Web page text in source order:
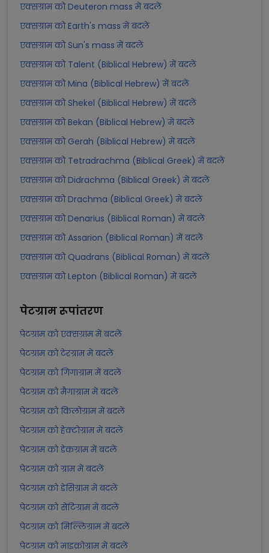
एक्सग्राम को Deuteron mass में बदलें
एक्सग्राम को Earth's mass में बदलें
एक्सग्राम को Sun's mass में बदलें
एक्सग्राम को Talent (Biblical Hebrew) में बदलें
एक्सग्राम को Mina (Biblical Hebrew) में बदलें
एक्सग्राम को Shekel (Biblical Hebrew) में बदलें
एक्सग्राम को Bekan (Biblical Hebrew) में बदलें
एक्सग्राम को Gerah (Biblical Hebrew) में बदलें
एक्सग्राम को Tetradrachma (Biblical Greek) में बदलें
एक्सग्राम को Didrachma (Biblical Greek) में बदलें
एक्सग्राम को Drachma (Biblical Greek) में बदलें
एक्सग्राम को Denarius (Biblical Roman) में बदलें
एक्सग्राम को Assarion (Biblical Roman) में बदलें
एक्सग्राम को Quadrans (Biblical Roman) में बदलें
एक्सग्राम को Lepton (Biblical Roman) में बदलें
पेटग्रामरूपांतरण
पेटग्राम को एक्सग्राम में बदलें
पेटग्राम को टेरग्राम में बदलें
पेटग्राम को गिगाग्राम में बदलें
पेटग्राम को मैगाग्राम में बदलें
पेटग्राम को किलोग्राम में बदलें
पेटग्राम को हेक्टोग्राम में बदलें
पेटग्राम को डेकग्राम में बदलें
पेटग्राम को ग्राम में बदलें
पेटग्राम को डेसिग्राम में बदलें
पेटग्राम को सेंटिग्राम में बदलें
पेटग्राम को मिल्लिग्राम में बदलें
पेटग्राम को माइक्रोग्राम में बदलें